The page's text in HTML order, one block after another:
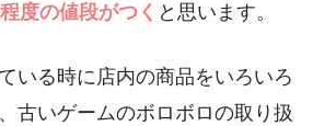
度の値段がつく と思います。
いる時に店内の商品をいろいろ
古いゲームのボロボロの取り扱